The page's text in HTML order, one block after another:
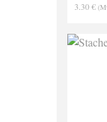
3.30 €